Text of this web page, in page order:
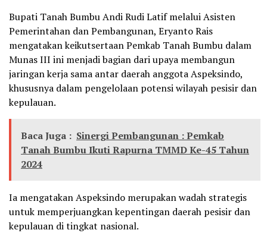
Bupati Tanah Bumbu Andi Rudi Latif melalui Asisten
Pemerintahan dan Pembangunan, Eryanto Rais
mengatakan keikutsertaan Pemkab Tanah Bumbu dalam
Munas III ini menjadi bagian dari upaya membangun
jaringan kerja sama antar daerah anggota Aspeksindo,
khususnya dalam pengelolaan potensi wilayah pesisir dan
kepulauan.
Baca Juga : Sinergi Pembangunan : Pemkab
Tanah Bumbu Ikuti Rapurna TMMD Ke-45 Tahun
2024
Ia mengatakan Aspeksindo merupakan wadah strategis
untuk memperjuangkan kepentingan daerah pesisir dan
kepulauan di tingkat nasional.